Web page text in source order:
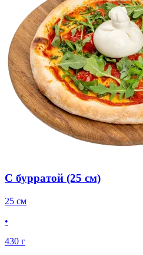
С бурратой (25 см)
25 см
•
430 г